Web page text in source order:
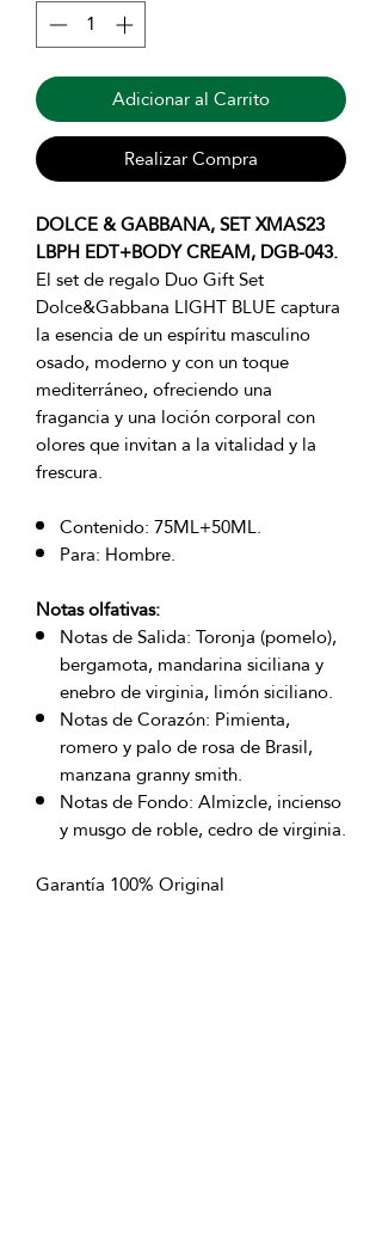
Adicionar al Carrito
Realizar Compra
DOLCE & GABBANA, SET XMAS23
LBPH EDT+BODY CREAM, DGB-043.
El set de regalo Duo Gift Set
Dolce&Gabbana LIGHT BLUE captura
la esencia de un espíritu masculino
osado, moderno y con un toque
mediterráneo, ofreciendo una
fragancia y una loción corporal con
olores que invitan a la vitalidad y la
frescura.
Contenido: 75ML+50ML.
Para: Hombre.
Notas olfativas:
Notas de Salida: Toronja (pomelo),
bergamota, mandarina siciliana y
enebro de virginia, limón siciliano.
Notas de Corazón: Pimienta,
romero y palo de rosa de Brasil,
manzana granny smith.
Notas de Fondo: Almizcle, incienso
y musgo de roble, cedro de virginia.
Garantía 100% Original